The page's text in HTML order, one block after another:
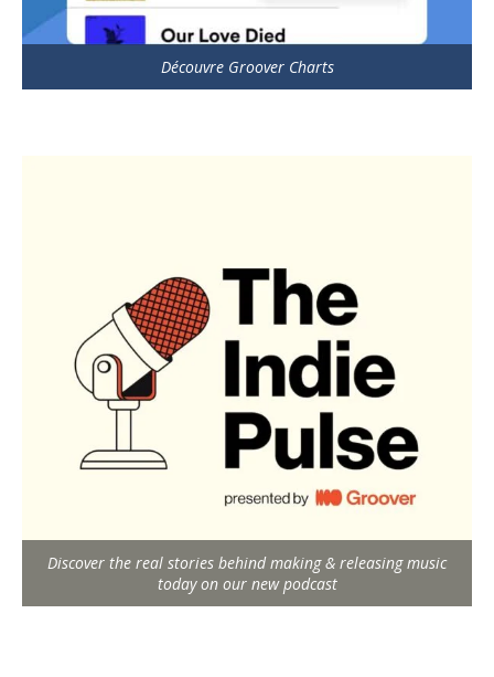
Découvre Groover Charts
Discover the real stories behind making & releasing music
today on our new podcast